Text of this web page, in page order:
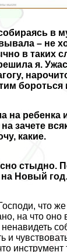
в
– не
в таких
я.
бороться
на ребенка
зачете
какие.
стыдно.
на Новый
что
на что оно
и